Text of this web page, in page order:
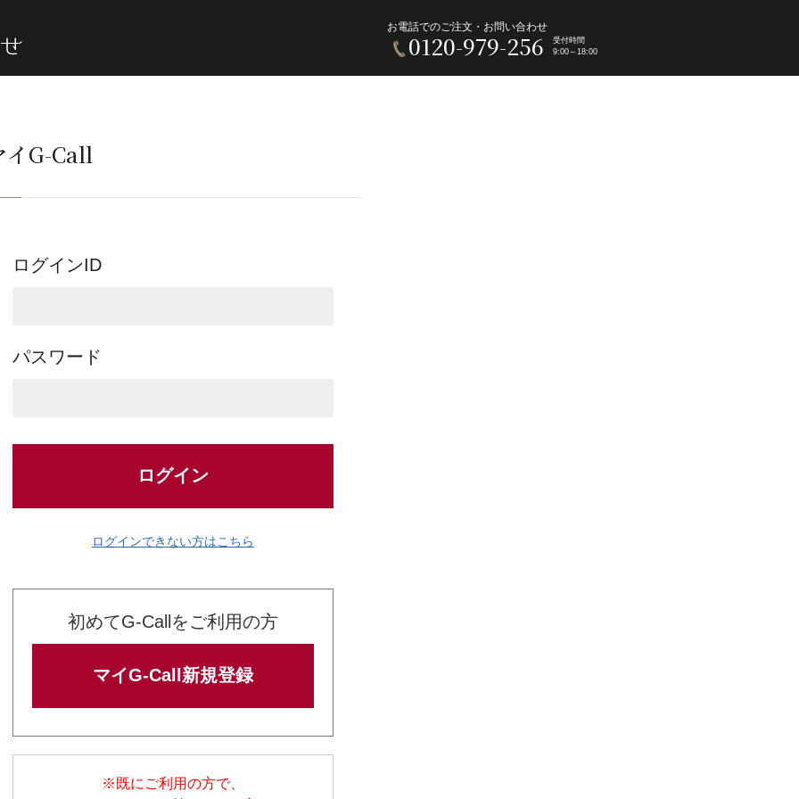
お電話でのご注文・お問い合わせ
0120-979-256
受付時間
9:00～18:00
イG-Call
ログインID
パスワード
ログイン
ログインできない方はこちら
初めてG-Callをご利用の方
マイG-Call新規登録
※既にご利用の方で、